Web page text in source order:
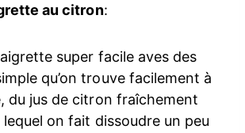
au citron:
super facile aves des
qu’on trouve facilement à
du jus de citron fraîchement
lequel on fait dissoudre un peu